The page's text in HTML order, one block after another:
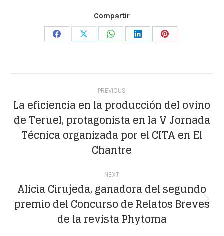
Compartir
Share
Share
Share
Share
Share
navigationPREVIOUS
post:
La eficiencia en la producción del ovino
de Teruel, protagonista en la V Jornada
Técnica organizada por el CITA en El
Chantre
NEXT
Next
post:
Alicia Cirujeda, ganadora del segundo
premio del Concurso de Relatos Breves
de la revista Phytoma